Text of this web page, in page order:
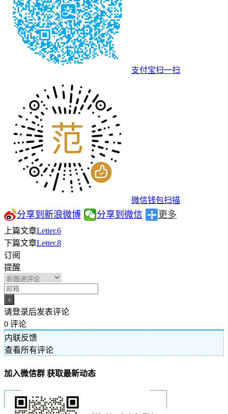
支付宝扫一扫
微信钱包扫描
分享到新浪微博 分享到微信 更多
上篇文章Letter.6
下篇文章Letter.8
订阅
提醒
请登录后发表评论
0 评论
内联反馈
查看所有评论
加入微信群 获取最新动态